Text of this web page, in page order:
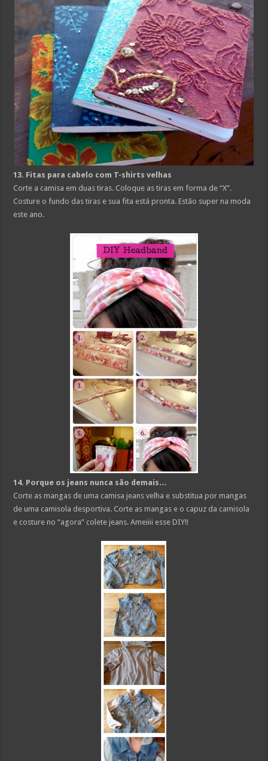
13. Fitas para cabelo com T-shirts velhas
Corte a camisa em duas tiras. Coloque as tiras em forma de “X”.
Costure o fundo das tiras e sua fita está pronta. Estão super na moda
este ano.
14. Porque os jeans nunca são demais…
Corte as mangas de uma camisa jeans velha e substitua por mangas
de uma camisola desportiva. Corte as mangas e o capuz da camisola
e costure no “agora” colete jeans. Ameiiii esse DIY!!